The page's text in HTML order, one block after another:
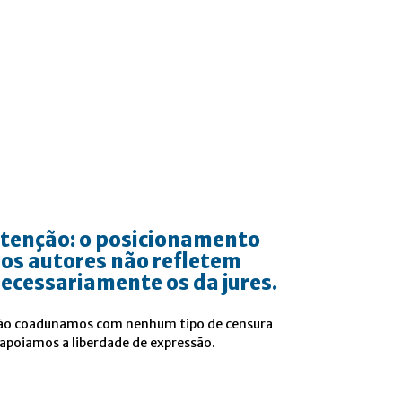
o posicionamento
autores não refletem
os da jures.
coadunamos com nenhum tipo de censura
a liberdade de expressão.